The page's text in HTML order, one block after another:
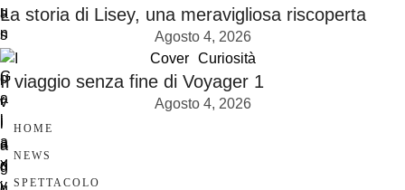
La storia di Lisey, una meravigliosa riscoperta
Agosto 4, 2026
Cover
Curiosità
Il viaggio senza fine di Voyager 1
Agosto 4, 2026
HOME
NEWS
SPETTACOLO